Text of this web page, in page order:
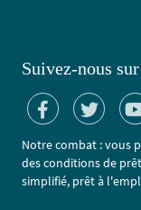
Suivez-nous sur
Notre combat : vous
des conditions de
simplifié, prêt à